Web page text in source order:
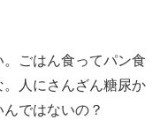
ごはん食ってパン食
人にさんざん糖尿か
ではないの？